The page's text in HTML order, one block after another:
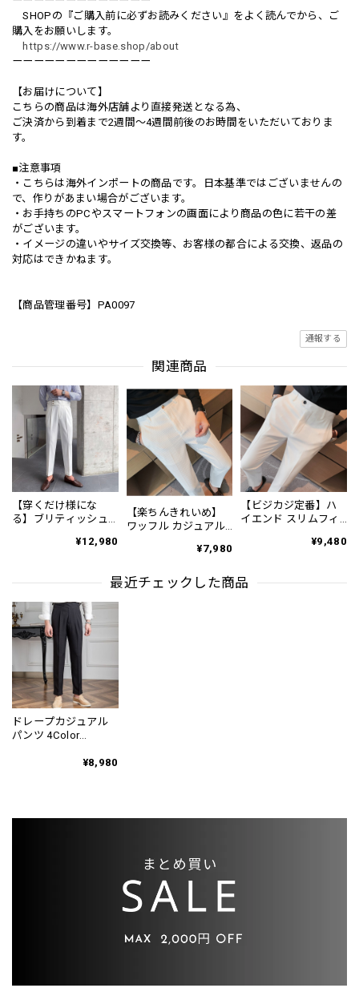
SHOPの『ご購入前に必ずお読みください』をよく読んでから、ご
購入をお願いします。
https://www.r-base.shop/about
ーーーーーーーーーーーーー
【お届けについて】
こちらの商品は海外店舗より直接発送となる為、
ご決済から到着まで2週間〜4週間前後のお時間をいただいておりま
す。
■注意事項
・こちらは海外インポートの商品です。日本基準ではございませんの
で、作りがあまい場合がございます。
・お手持ちのPCやスマートフォンの画面により商品の色に若干の差
がございます。
・イメージの違いやサイズ交換等、お客様の都合による交換、返品の
対応はできかねます。
【商品管理番号】PA0097
通報する
関連商品
【穿くだけ様にな
る】ブリティッシュ
8color PA0007¥12,980
【楽ちんきれいめ】
ワッフル カジュアル
¥7,980
【ビジカジ定番】ハ
イエンド スリムフィ
アル スラックスパン
¥9,480
最近チェックした商品
ドレープカジュアル
パンツ 4Color
¥8,980